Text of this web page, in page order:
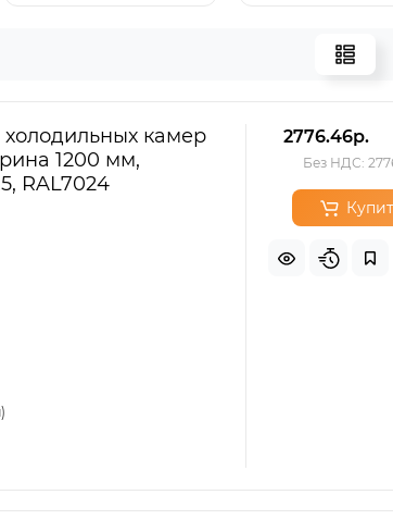
камер
1200 мм,
RAL7024
2776.46р.
Без НДС: